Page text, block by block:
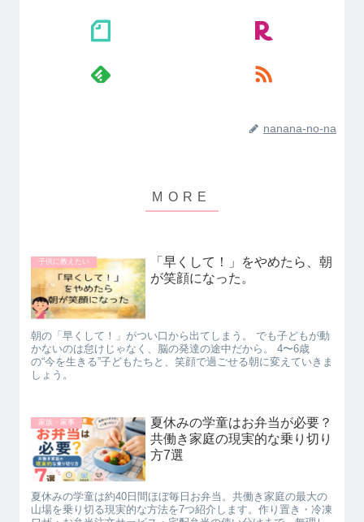
nanana-no-na
子供に教えたい
「早くして！」をやめたら、朝
が笑顔になった。
朝の「早くして！」がつい口から出てしまう。 でも子どもが動
かないのは怠けじゃなく、脳の発達の途中だから。 4〜6歳
の“今を生きる”子どもたちと、笑顔で過ごせる朝に変えていきま
しょう。
家族・家事
夏休みの学童はお弁当が必要？
共働き家庭の現実的な乗り切り
方7選
夏休みの学童は約40日間ほぼ毎日お弁当。共働き家庭の最大の
山場を乗り切る現実的な方法を7つ紹介します。作り置き・冷凍